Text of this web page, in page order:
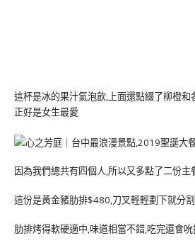
這杯是冰的果汁氣泡飲,上面還點綴了柳橙和
正好是女生最愛
因為我們總共有四個人,所以又多點了二份主
這份是黃金豬肋排$480,刀叉輕輕劃下就分
肋排烤得軟硬適中,味道相當不錯,吃完還會